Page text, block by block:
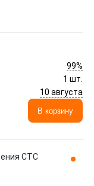
99%
1 шт.
10 августа
В корзину
CTC